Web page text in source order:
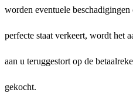
worden eventuele
perfecte staat verkeert, wordt het
aan u teruggestort op de
gekocht.